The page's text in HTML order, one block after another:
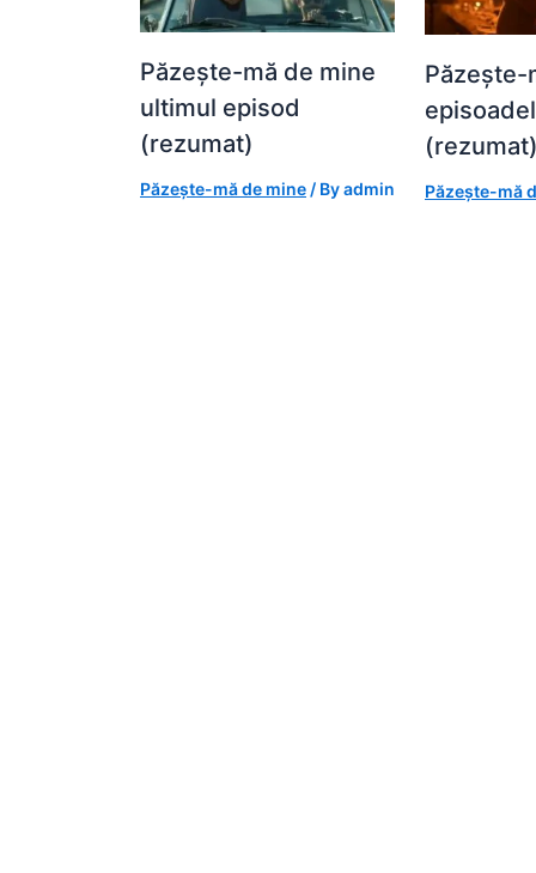
Păzește-mă de mine
ultimul episod
(rezumat)
Păzește-mă de mine / Byadmin
Păzește-
(rezumat)
Păzește-mă